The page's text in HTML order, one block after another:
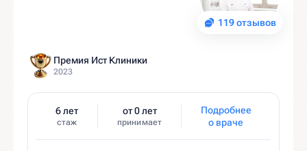
119 отзывов
Премия Ист Клиники
2023
6 лет
стаж
от 0 лет
принимает
Подробнее
о враче